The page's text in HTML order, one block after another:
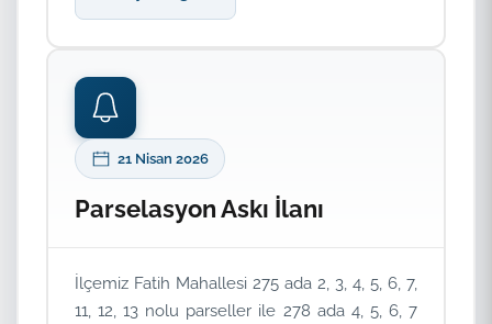
21 Nisan 2026
Parselasyon Askı İlanı
İlçemiz Fatih Mahallesi 275 ada 2, 3, 4, 5, 6, 7,
11, 12, 13 nolu parseller ile 278 ada 4, 5, 6, 7